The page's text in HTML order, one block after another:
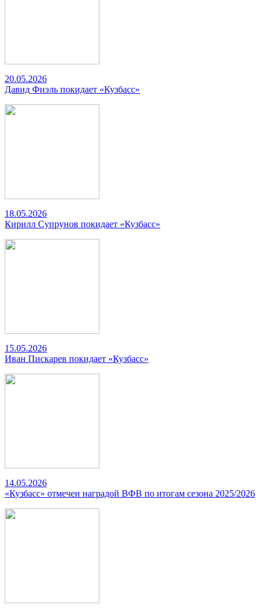
20.05.2026
Давид Фиэль покидает «Кузбасс»
18.05.2026
Кирилл Супрунов покидает «Кузбасс»
15.05.2026
Иван Пискарев покидает «Кузбасс»
14.05.2026
«Кузбасс» отмечен наградой ВФВ по итогам сезона 2025/2026